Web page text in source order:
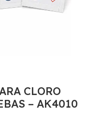
CLORO
– AK4010